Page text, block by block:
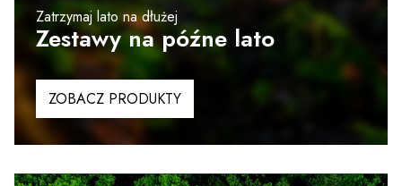
Zatrzymaj lato na dłużej
Zestawy na późne lato
ZOBACZ PRODUKTY